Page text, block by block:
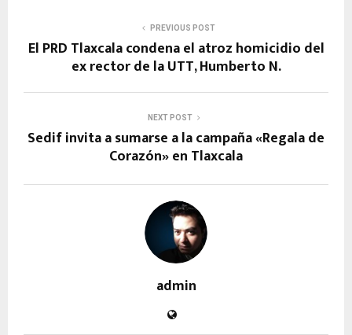
PREVIOUS POST
El PRD Tlaxcala condena el atroz homicidio del
ex rector de la UTT, Humberto N.
NEXT POST
Sedif invita a sumarse a la campaña «Regala de
Corazón» en Tlaxcala
admin